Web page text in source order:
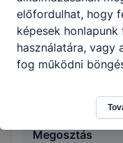
minőséget
Megosztás
előfordulhat, hogy
képesek
használatára, vagy
fog működni